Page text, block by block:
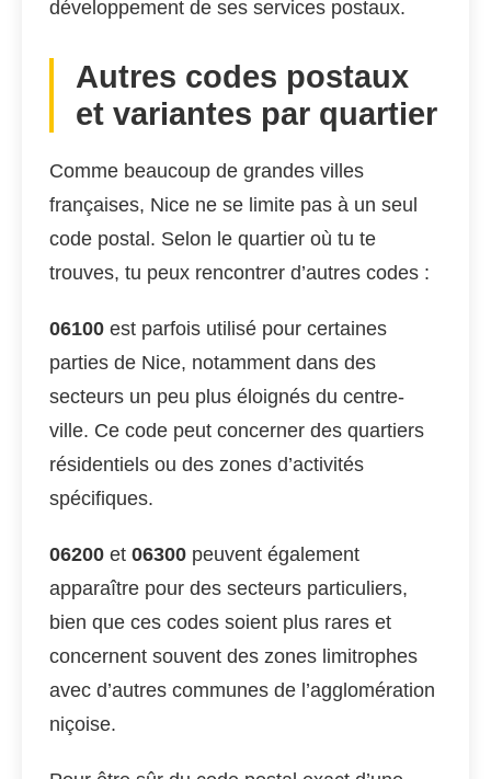
développement de ses services postaux.
Autres codes postaux
et variantes par quartier
Comme beaucoup de grandes villes
françaises, Nice ne se limite pas à un seul
code postal. Selon le quartier où tu te
trouves, tu peux rencontrer d’autres codes :
06100 est parfois utilisé pour certaines
parties de Nice, notamment dans des
secteurs un peu plus éloignés du centre-
ville. Ce code peut concerner des quartiers
résidentiels ou des zones d’activités
spécifiques.
06200 et 06300 peuvent également
apparaître pour des secteurs particuliers,
bien que ces codes soient plus rares et
concernent souvent des zones limitrophes
avec d’autres communes de l’agglomération
niçoise.